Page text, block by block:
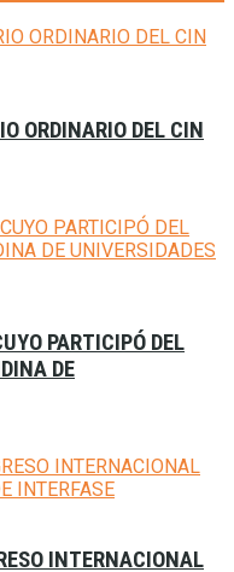
ORDINARIO DEL CIN
PARTICIPÓ DEL
DE
INTERNACIONAL